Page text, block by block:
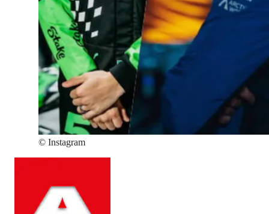
© Instagram